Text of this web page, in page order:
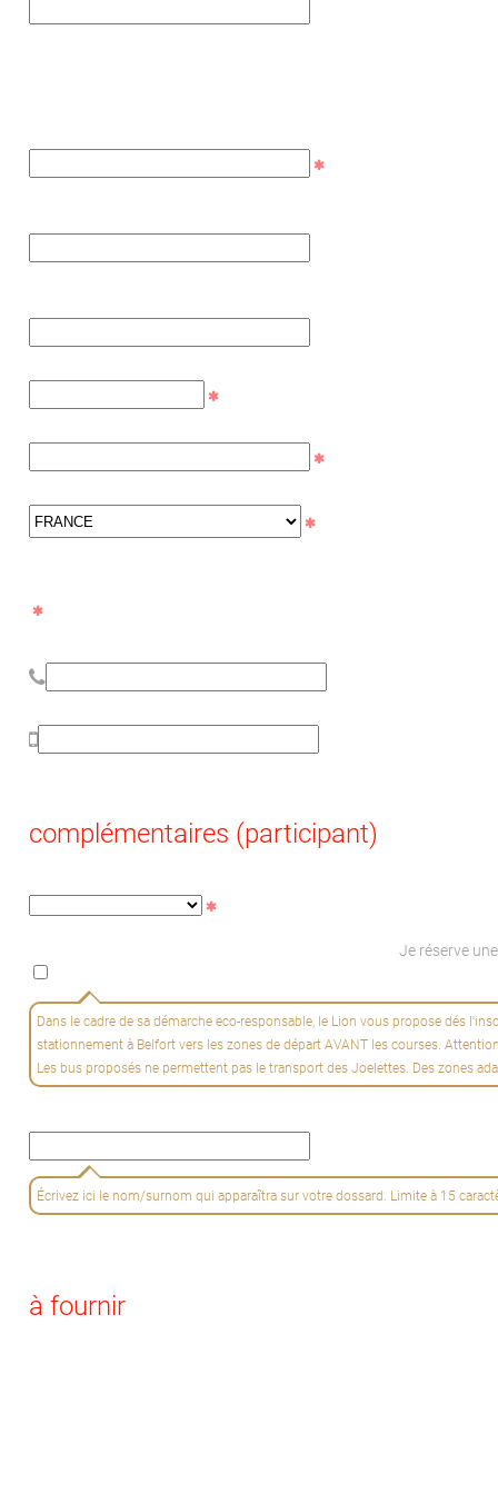
complémentaires (participant)
Je réserve
Dans le cadre de sa démarche eco-responsable, le Lion vous propose dés
stationnement à Belfort vers les zones de départ AVANT les courses.
Les bus proposés ne permettent pas le transport des Joelettes. Des zones
Écrivez ici le nom/surnom qui apparaîtra sur votre dossard. Limite à 15
à fournir